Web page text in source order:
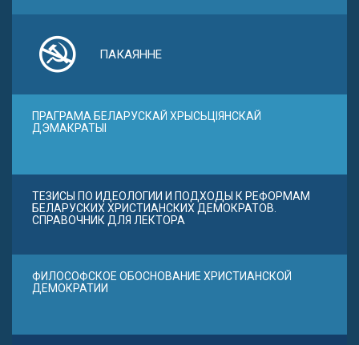
ПАКАЯННЕ
ПРАГРАМА БЕЛАРУСКАЙ ХРЫСЬЦІЯНСКАЙ
ДЭМАКРАТЫІ
ТЕЗИСЫ ПО ИДЕОЛОГИИ И ПОДХОДЫ К РЕФОРМАМ
БЕЛАРУСКИХ ХРИСТИАНСКИХ ДЕМОКРАТОВ.
СПРАВОЧНИК ДЛЯ ЛЕКТОРА
ФИЛОСОФСКОЕ ОБОСНОВАНИЕ ХРИСТИАНСКОЙ
ДЕМОКРАТИИ